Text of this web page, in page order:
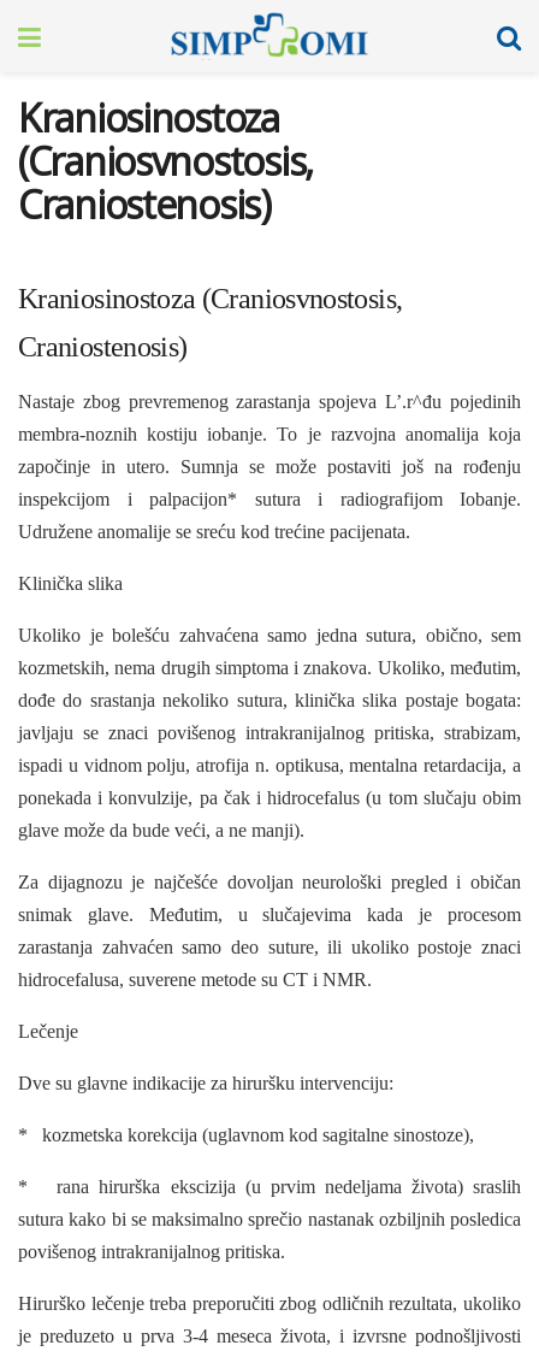
Kraniosinostoza
(Craniosvnostosis,
Craniostenosis)
Kraniosinostoza (Craniosvnostosis,
Craniostenosis)
Nastaje zbog prevremenog zarastanja spojeva L’.r^đu pojedinih
membra-noznih kostiju iobanje. To je razvojna anomalija koja
započinje in utero. Sumnja se može postaviti još na rođenju
inspekcijom i palpacijon* sutura i radiografijom Iobanje.
Udružene anomalije se sreću kod trećine pacijenata.
Klinička slika
Ukoliko je bolešću zahvaćena samo jedna sutura, obično, sem
kozmetskih, nema drugih simptoma i znakova. Ukoliko, međutim,
dođe do srastanja nekoliko sutura, klinička slika postaje bogata:
javljaju se znaci povišenog intrakranijalnog pritiska, strabizam,
ispadi u vidnom polju, atrofija n. optikusa, mentalna retardacija, a
ponekada i konvulzije, pa čak i hidrocefalus (u tom slučaju obim
glave može da bude veći, a ne manji).
Za dijagnozu je najčešće dovoljan neurološki pregled i običan
snimak glave. Međutim, u slučajevima kada je procesom
zarastanja zahvaćen samo deo suture, ili ukoliko postoje znaci
hidrocefalusa, suverene metode su CT i NMR.
Lečenje
Dve su glavne indikacije za hiruršku intervenciju:
* kozmetska korekcija (uglavnom kod sagitalne sinostoze),
* rana hirurška ekscizija (u prvim nedeljama života) sraslih
sutura kako bi se maksimalno sprečio nastanak ozbiljnih posledica
povišenog intrakranijalnog pritiska.
Hirurško lečenje treba preporučiti zbog odličnih rezultata, ukoliko
je preduzeto u prva 3-4 meseca života, i izvrsne podnošljivosti